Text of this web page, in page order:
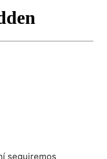
seguiremos